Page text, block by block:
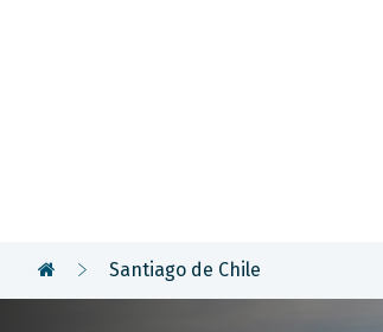
Santiago de Chile